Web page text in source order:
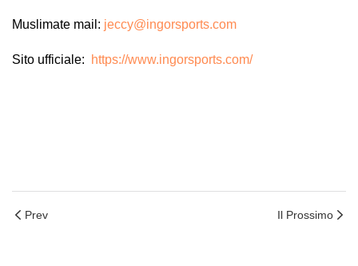
Muslimate mail: jeccy@ingorsports.com
Sito ufficiale: https://www.ingorsports.com/
Prev Il Prossimo